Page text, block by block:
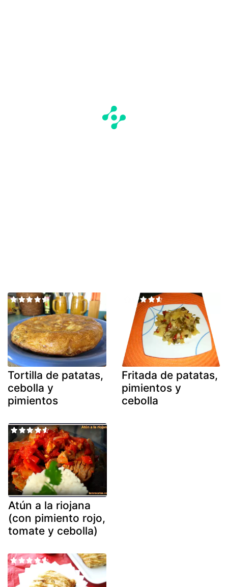
Tortilla de patatas,
cebolla y
pimientos
Fritada de patatas,
pimientos y
cebolla
Atún a la riojana
(con pimiento rojo,
tomate y cebolla)